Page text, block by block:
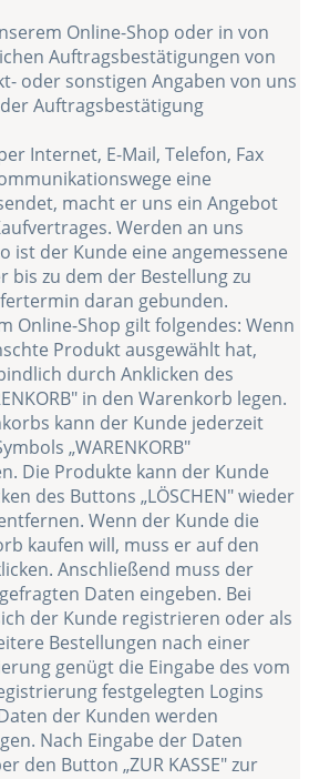
Online-Shop oder in von
Auftragsbestätigungen von
oder sonstigen Angaben von uns
Auftragsbestätigung
Internet, E-Mail, Telefon, Fax
eine
macht er uns ein Angebot
Werden an uns
ist der Kunde eine angemessene
bis zu dem der Bestellung zu
daran gebunden.
Online-Shop gilt folgendes: Wenn
Produkt ausgewählt hat,
durch Anklicken des
in den Warenkorb legen.
kann der Kunde jederzeit
„WARENKORB"
Die Produkte kann der Kunde
des Buttons „LÖSCHEN" wieder
Wenn der Kunde die
kaufen will, muss er auf den
Anschließend muss der
Daten eingeben. Bei
der Kunde registrieren oder als
Bestellungen nach einer
genügt die Eingabe des vom
festgelegten Logins
der Kunden werden
Nach Eingabe der Daten
den Button „ZUR KASSE" zur